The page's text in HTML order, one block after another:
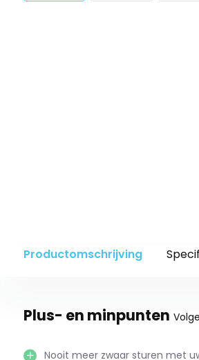
Productomschrijving
Plus- en minpunten
Nooit meer zwaar sturen met